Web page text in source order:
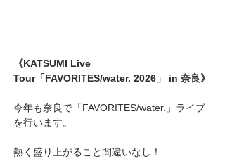
《KATSUMI Live
Tour「FAVORITES/water. 2026」 in 奈良》
今年も奈良で「FAVORITES/water.」ライブ
を行います。
熱く盛り上がること間違いなし！